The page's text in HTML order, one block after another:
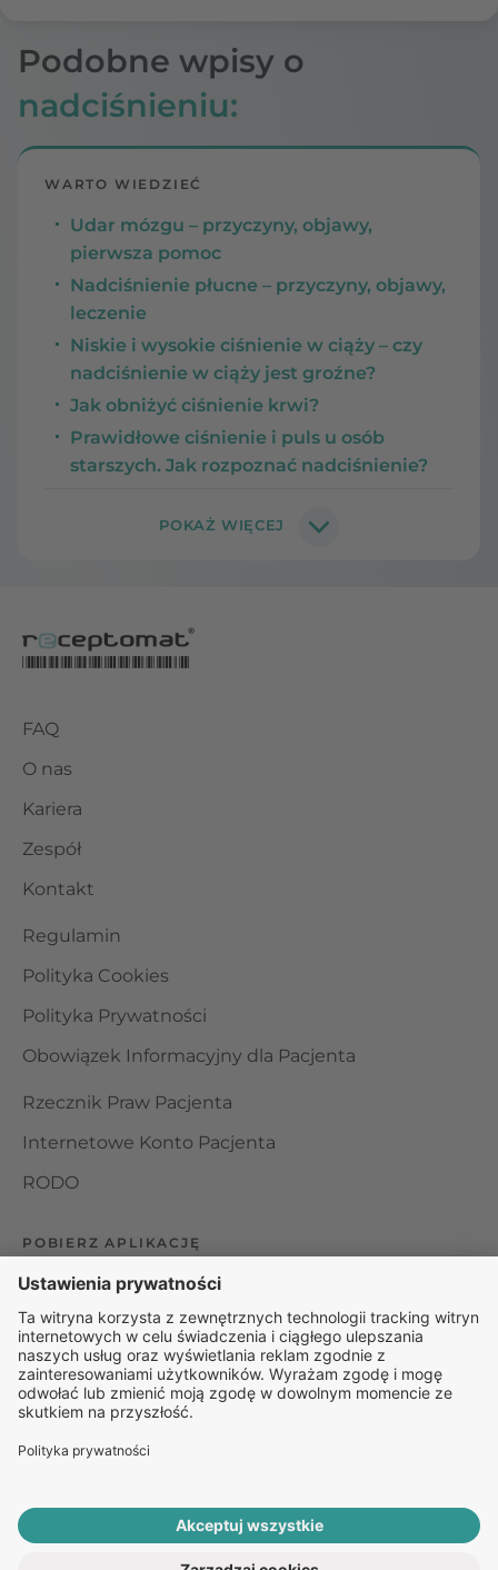
Podobne wpisy o
nadciśnieniu:
WARTO WIEDZIEĆ
Udar mózgu – przyczyny, objawy,
pierwsza pomoc
Nadciśnienie płucne – przyczyny, objawy,
leczenie
Niskie i wysokie ciśnienie w ciąży – czy
nadciśnienie w ciąży jest groźne?
Jak obniżyć ciśnienie krwi?
Prawidłowe ciśnienie i puls u osób
starszych. Jak rozpoznać nadciśnienie?
FAQ
O nas
Kariera
Zespół
Kontakt
Regulamin
Polityka Cookies
Polityka Prywatności
Obowiązek Informacyjny dla Pacjenta
Rzecznik Praw Pacjenta
Internetowe Konto Pacjenta
RODO
POBIERZ APLIKACJĘ
Organizator udzielania świadczeń telemedycznych jest
podmiotem leczniczym w rozumieniu ustawy z dnia 15
kwietnia 2011 roku o działalności leczniczej, wpisanym do
rejestru podmiotów wykonujących działalność leczniczą pod
numerem: 000000229172.